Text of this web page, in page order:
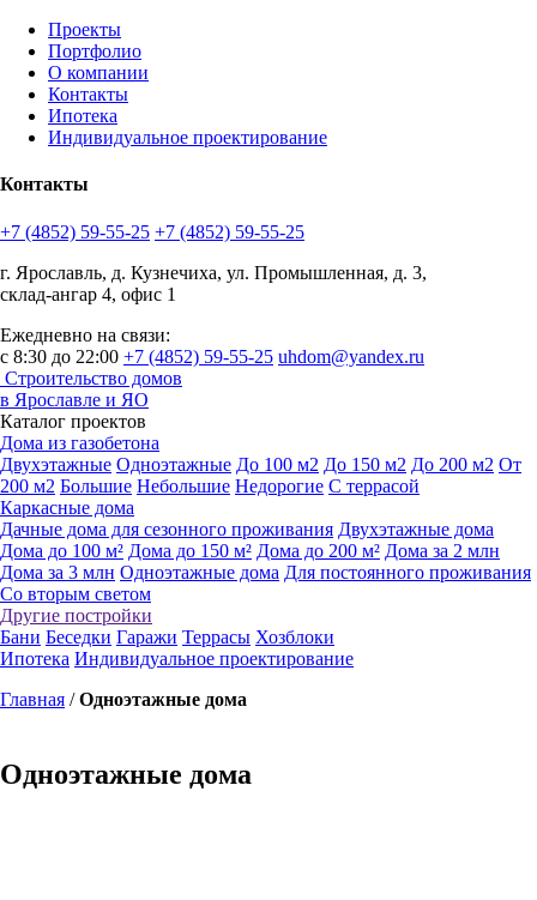
Проекты
Портфолио
О компании
Контакты
Ипотека
Индивидуальное проектирование
Контакты
+7 (4852) 59-55-25 +7 (4852) 59-55-25
г. Ярославль, д. Кузнечиха, ул. Промышленная, д. 3,
склад-ангар 4, офис 1
Ежедневно на связи:
с 8:30 до 22:00 +7 (4852) 59-55-25 uhdom@yandex.ru
Строительство домов
в Ярославле и ЯО
Каталог проектов
Дома из газобетона
Двухэтажные Одноэтажные До 100 м2 До 150 м2 До 200 м2 От
200 м2 Большие Небольшие Недорогие С террасой
Каркасные дома
Дачные дома для сезонного проживания Двухэтажные дома
Дома до 100 м² Дома до 150 м² Дома до 200 м² Дома за 2 млн
Дома за 3 млн Одноэтажные дома Для постоянного проживания
Со вторым светом
Другие постройки
Бани Беседки Гаражи Террасы Хозблоки
Ипотека Индивидуальное проектирование
Главная /Одноэтажные дома
Одноэтажные дома